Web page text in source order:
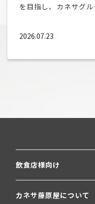
を目指し、カネサグ
社内外への情報発信
のブランディングに
外へのお酒の輸出入
2026.07.23
飲食店様向け
飲食店の物件をお探
カネサ藤原屋について